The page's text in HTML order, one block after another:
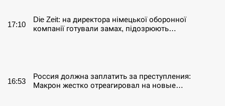
17:10
Die Zeit: на директора німецької оборонної
компанії готували замах, підозрюють…
16:53
Россия должна заплатить за преступления:
Макрон жестко отреагировал на новые…